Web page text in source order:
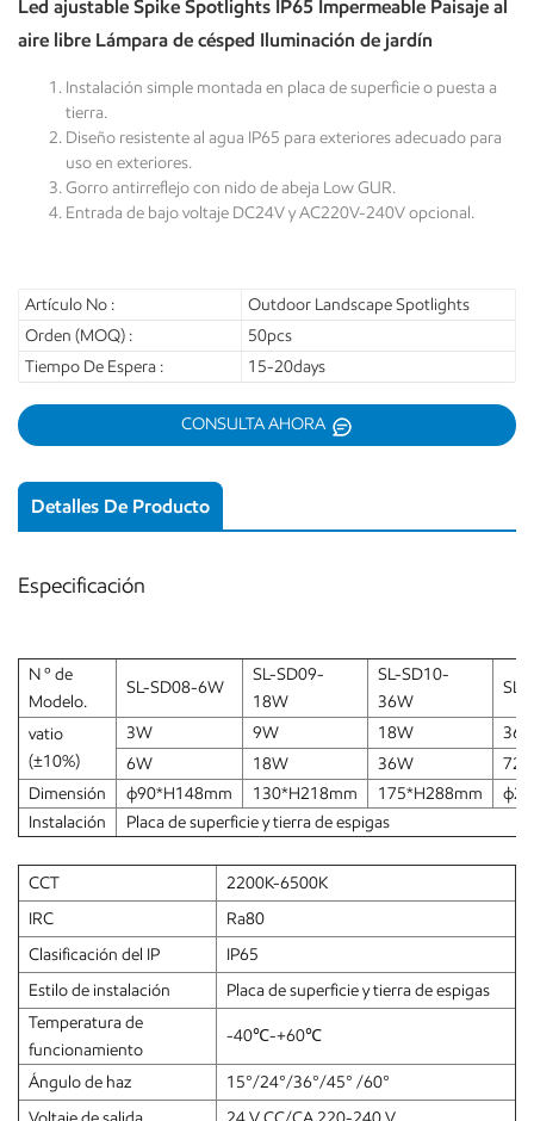
Led ajustable Spike Spotlights IP65 Impermeable Paisaje al
aire libre Lámpara de césped Iluminación de jardín
Instalación simple montada en placa de superficie o puesta a
tierra.
Diseño resistente al agua IP65 para exteriores adecuado para
uso en exteriores.
Gorro antirreflejo con nido de abeja Low GUR.
Entrada de bajo voltaje DC24V y AC220V-240V opcional.
Artículo No :
Outdoor Landscape Spotlights
Orden (MOQ) :
50pcs
Tiempo De Espera :
15-20days
CONSULTA AHORA
Detalles De Producto
Especificación
N º de
Modelo.
SL-SD08-6W
SL-SD09-
18W
SL-SD10-
36W
SL-
vatio
(±10%)
3W 9W 18W
6W
18W 36W
Dimensión
ф90*H148mm 130*H218mm 175*H288mm
Instalación
Placa de superficie y tierra de espigas
CCT
2200K-6500K
IRC
Ra80
Clasificación del IP
IP65
Estilo de instalación
Placa de superficie y tierra de espigas
Temperatura de
funcionamiento
-40℃-+60℃
Ángulo de haz
15°/24°/36°/45° /60°